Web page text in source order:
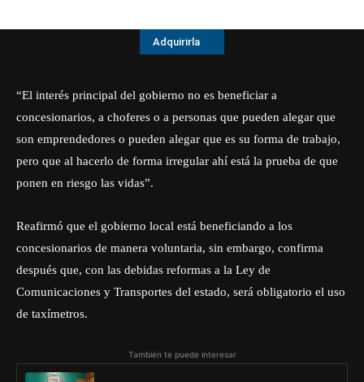
Adquirirla
“El interés principal del gobierno no es beneficiar a
concesionarios, a choferes o a personas que pueden alegar que
son emprendedores o pueden alegar que es su forma de trabajo,
pero que al hacerlo de forma irregular ahí está la prueba de que
ponen en riesgo las vidas”.
Reafirmó que el gobierno local está beneficiando a los
concesionarios de manera voluntaria, sin embargo, confirma
después que, con las debidas reformas a la Ley de
Comunicaciones y Transportes del estado, será obligatorio el uso
de taxímetros.
También te puede interesar